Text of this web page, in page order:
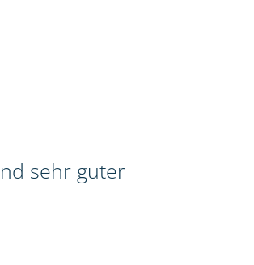
sehr guter